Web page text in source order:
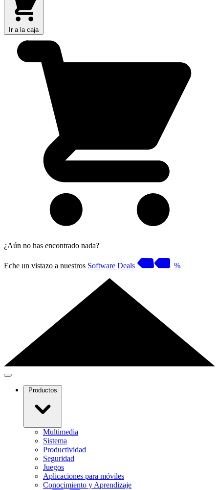
Ir a la caja
¿Aún no has encontrado nada?
Eche un vistazo a nuestros Software Deals %
Productos
Multimedia
Sistema
Productividad
Seguridad
Juegos
Aplicaciones para móviles
Conocimiento y Aprendizaje